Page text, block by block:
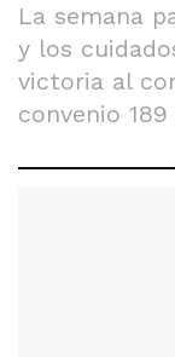
La semana
y los
victoria al
convenio